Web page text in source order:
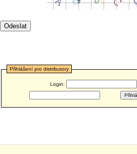
Přihlášení pro distributory
Login: